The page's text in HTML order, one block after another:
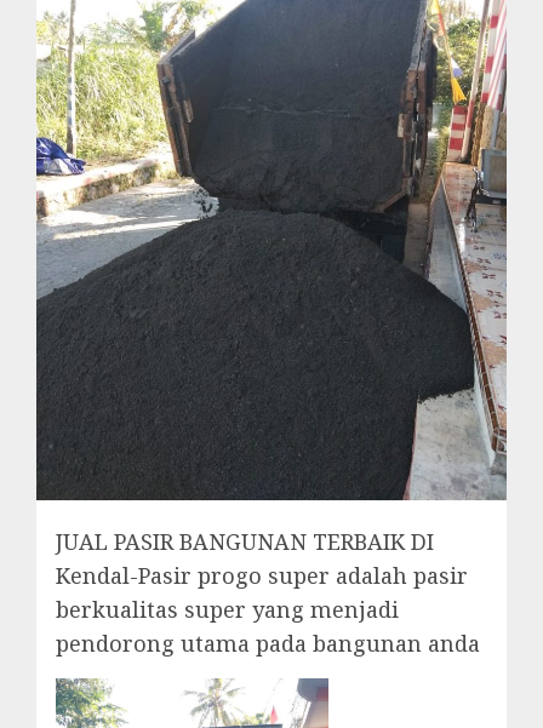
JUAL PASIR BANGUNAN TERBAIK DI
Kendal-Pasir progo super adalah pasir
berkualitas super yang menjadi
pendorong utama pada bangunan anda